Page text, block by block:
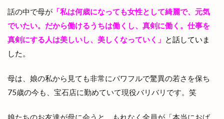
話の中で母が 「私は何歳になっても女性として綺麗で、元気
でいたい。だから働けるうちは働くし、真剣に働く。仕事を
真剣にする人は美しいし、美しくなっていく」
と話していま
した。
母は、娘の私から見ても非常にパワフルで驚異の若さを保ち
75歳の今も、宝石店に勤めていて現役バリバリです。笑
娘たちのお友達が母に会うと、もれなく全員が「本当におば